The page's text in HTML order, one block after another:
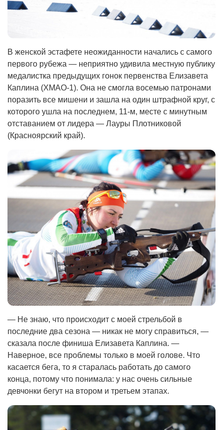
В женской эстафете неожиданности начались с самого
первого рубежа — неприятно удивила местную публику
медалистка предыдущих гонок первенства Елизавета
Каплина (ХМАО-1). Она не смогла восемью патронами
поразить все мишени и зашла на один штрафной круг, с
которого ушла на последнем, 11-м, месте с минутным
отставанием от лидера — Лауры Плотниковой
(Красноярский край).
— Не знаю, что происходит с моей стрельбой в
последние два сезона — никак не могу справиться, —
сказала после финиша Елизавета Каплина. —
Наверное, все проблемы только в моей голове. Что
касается бега, то я старалась работать до самого
конца, потому что понимала: у нас очень сильные
девчонки бегут на втором и третьем этапах.